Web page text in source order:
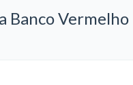
Banco Vermelho